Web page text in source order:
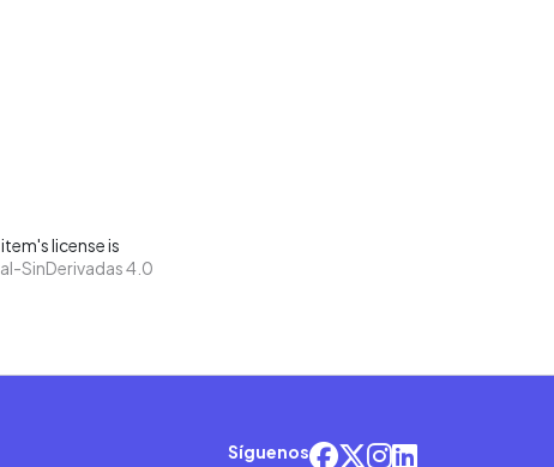
license is
SinDerivadas 4.0
Síguenos